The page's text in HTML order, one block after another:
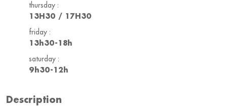
thursday :
13H30 / 17H30
friday :
13h30-18h
saturday :
9h30-12h
Description